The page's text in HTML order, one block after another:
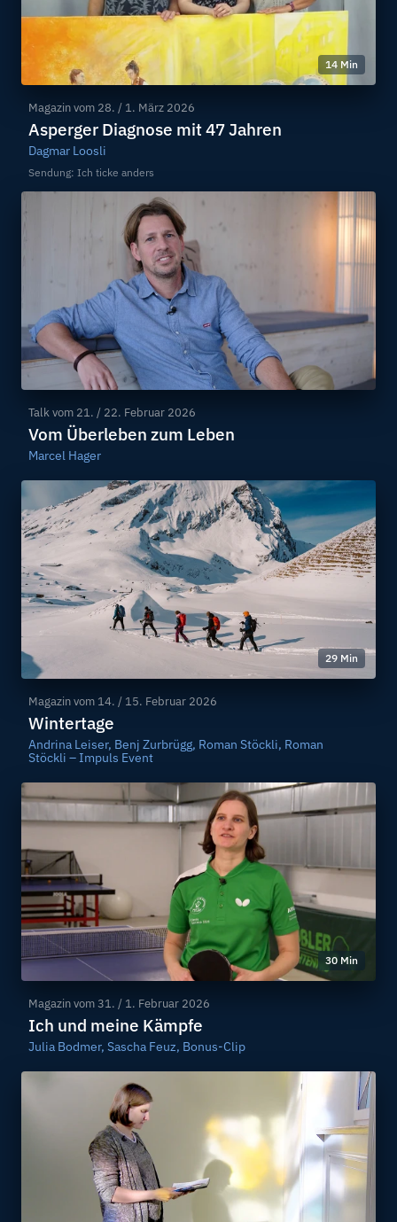
14 Min
Magazin vom 28. / 1. März 2026
Asperger Diagnose mit 47 Jahren
Dagmar Loosli
Sendung: Ich ticke anders
Talk vom 21. / 22. Februar 2026
Vom Überleben zum Leben
Marcel Hager
29 Min
Magazin vom 14. / 15. Februar 2026
Wintertage
Andrina Leiser, Benj Zurbrügg, Roman Stöckli, Roman
Stöckli – Impuls Event
30 Min
Magazin vom31. / 1. Februar 2026
Ich und meine Kämpfe
Julia Bodmer, Sascha Feuz, Bonus-Clip